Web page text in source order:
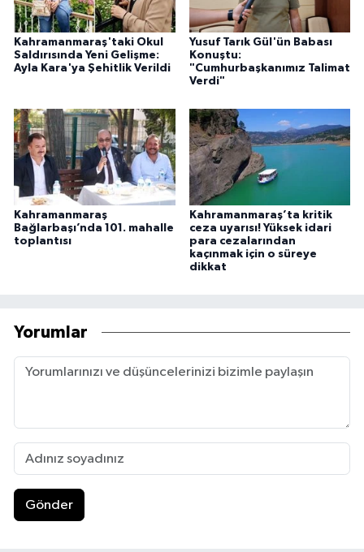
Kahramanmaraş'taki Okul
Saldırısında Yeni Gelişme:
Ayla Kara'ya Şehitlik Verildi
Yusuf Tarık Gül'ün Babası
Konuştu:
"Cumhurbaşkanımız Talimat
Verdi"
Kahramanmaraş
Bağlarbaşı’nda 101. mahalle
toplantısı
Kahramanmaraş’ta kritik
ceza uyarısı! Yüksek idari
para cezalarından
kaçınmak için o süreye
dikkat
Yorumlar
Gönder